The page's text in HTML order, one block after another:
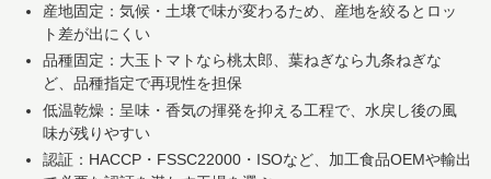
産地固定：気候・土壌で味が変わるため、産地を絞るとロッ
ト差が出にくい
品種固定：大玉トマトなら桃太郎、葉ねぎなら九条ねぎな
ど、品種指定で再現性を担保
低温乾燥：呈味・香気の揮発を抑える工程で、水戻し後の風
味が残りやすい
認証：HACCP・FSSC22000・ISOなど、加工食品OEMや輸出